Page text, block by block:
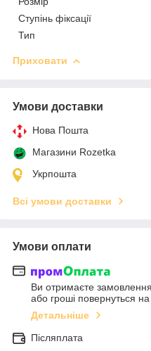
Ступінь фіксації
Тип
Приховати
Умови доставки
Нова Пошта
Магазини Rozetka
Укрпошта
Всі умови доставки
Умови оплати
Ви отримаєте замовлення
або гроші повернуться
Детальніше
Післяплата